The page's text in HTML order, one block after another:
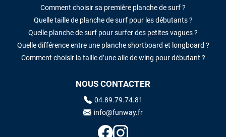
Comment choisir sa première planche de surf ?
Quelle taille de planche de surf pour les débutants ?
Quelle planche de surf pour surfer des petites vagues ?
Quelle différence entre une planche shortboard et longboard ?
Comment choisir la taille d’une aile de wing pour débutant ?
NOUS CONTACTER
04.89.79.74.81
info@funway.fr